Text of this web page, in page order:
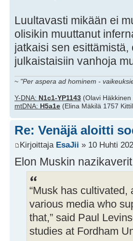
Luultavasti mikään ei
olisikin muuttanut
jatkaisi sen
julkaistaisiin vanhoja
~ "Per aspera ad hominem -
Y-DNA: N1c1-YP1143 (Olavi
mtDNA: H5a1e (Elina Mäkilä 1757
Re: Venäjä aloitti
Kirjoittaja EsaJii » 10 Huhti
Elon Muskin
“Musk has
various media who
that,” said Paul
studies at Fordham